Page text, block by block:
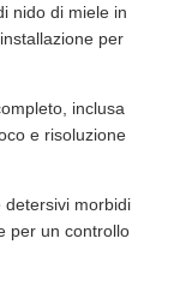
nido di miele in
per
inclusa
e risoluzione
detersivi morbidi
per un controllo